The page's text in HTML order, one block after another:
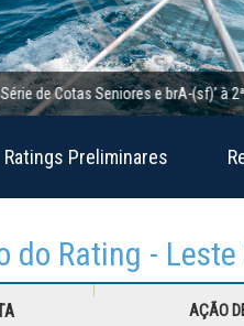
Seniores e brA-(sf)’ à 2ª Série
Ratings Preliminares
do Rating - Leste
AÇÃO